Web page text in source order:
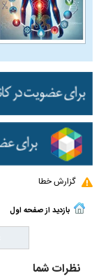
گزارش خطا
بازدید از صفحه اول
نظرات شما